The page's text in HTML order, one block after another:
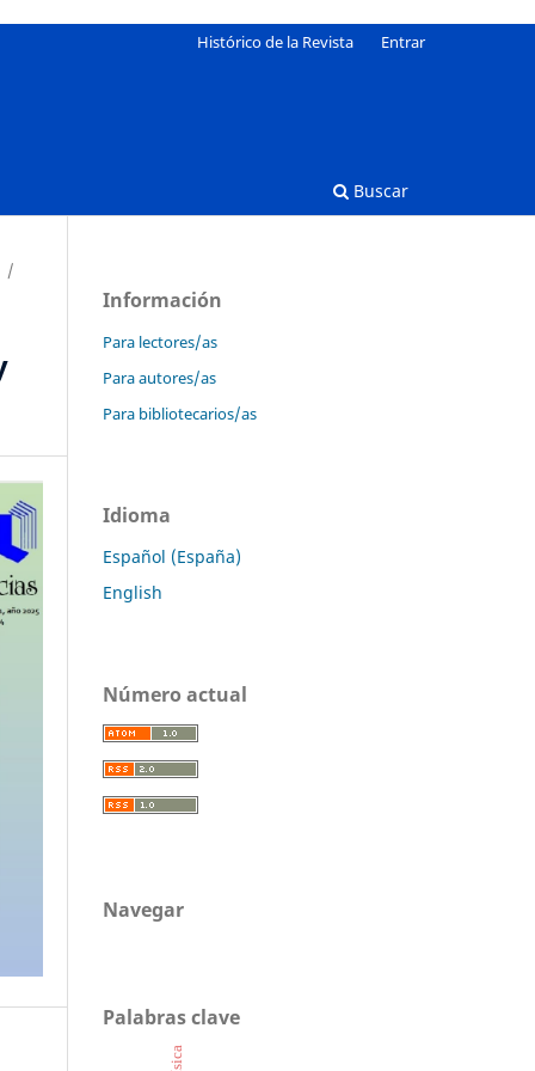
Buscar
Histórico de la Revista Entrar
/
Información
Para lectores/as
Para autores/as
Para bibliotecarios/as
Idioma
Español (España)
English
Número actual
Navegar
Palabras clave